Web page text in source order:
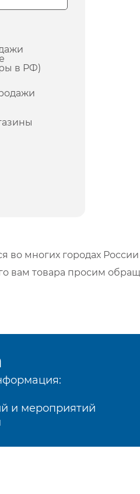
в РФ)
во многих городах
вам товара просим
и мероприятий